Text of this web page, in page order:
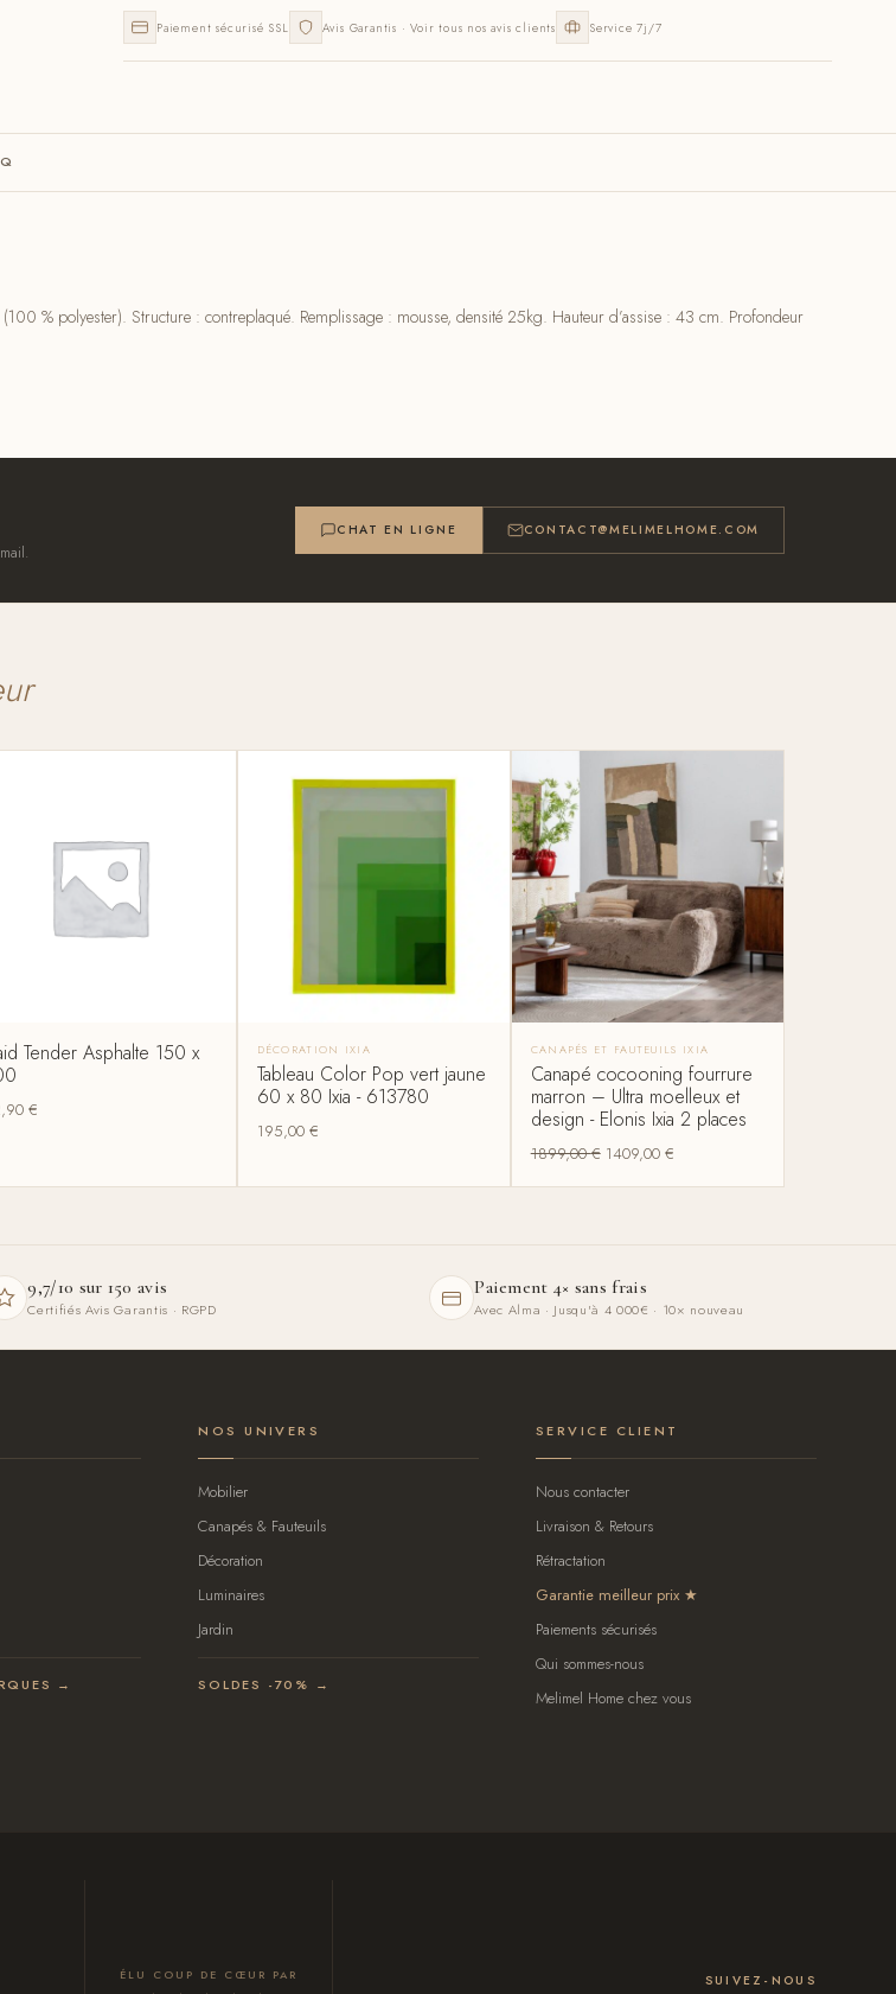
Paiement sécurisé SSL Avis Garantis · Voir tous nos avis clients Service 7j/7
% polyester). Structure : contreplaqué. Remplissage : mousse, densité 25kg. Hauteur d’assise : 43 cm. Profondeur
CHAT EN LIGNE CONTACT@MELIMELHOME.COM
Tender Asphalte 150 x
€
DÉCORATION IXIA
Tableau Color Pop vert jaune
60 x 80 Ixia - 613780
195,00 €
CANAPÉS ET FAUTEUILS IXIA
Canapé cocooning fourrure
marron – Ultra moelleux et
design - Elonis Ixia 2 places
1899,00€ 1409,00 €
9,7/10 sur 150 avis
Certifiés Avis Garantis · RGPD
Paiement 4× sans frais
Avec Alma · Jusqu'à 4 000€ · 10× nouveau
→
NOS UNIVERS
Mobilier
Canapés & Fauteuils
Décoration
Luminaires
Jardin
SOLDES -70% →
SERVICE CLIENT
Nous contacter
Livraison & Retours
Rétractation
Garantie meilleur prix
Paiements sécurisés
Qui sommes-nous
Melimel Home chez vous
ÉLU COUP DE CŒUR PAR SUIVEZ-NOUS